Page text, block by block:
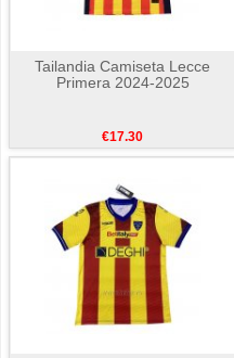
Tailandia Camiseta Lecce
Primera 2024-2025
€17.30